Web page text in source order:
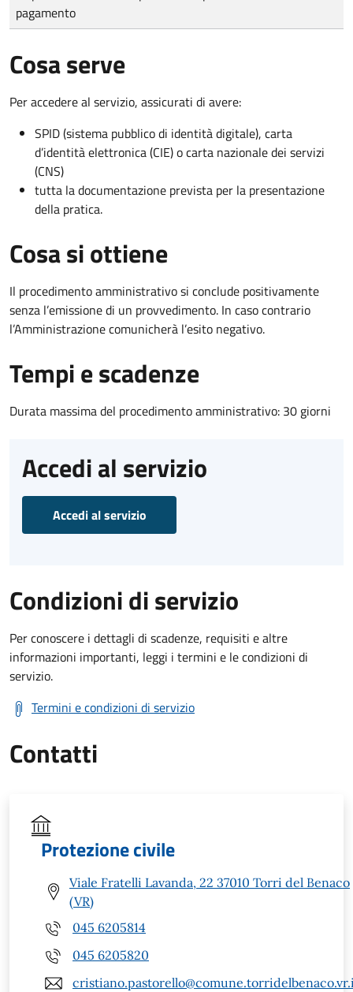
pagamento
Cosa serve
Per accedere al servizio, assicurati di avere:
SPID (sistema pubblico di identità digitale), carta
d’identità elettronica (CIE) o carta nazionale dei servizi
(CNS)
tutta la documentazione prevista per la presentazione
della pratica.
Cosa si ottiene
Il procedimento amministrativo si conclude positivamente
senza l’emissione di un provvedimento. In caso contrario
l’Amministrazione comunicherà l’esito negativo.
Tempi e scadenze
Durata massima del procedimento amministrativo: 30 giorni
Accedi al servizio
Accedi al servizio
Condizioni di servizio
Per conoscere i dettagli di scadenze, requisiti e altre
informazioni importanti, leggi i termini e le condizioni di
servizio.
Termini e condizioni di servizio
Contatti
Protezione civile
Viale Fratelli Lavanda, 22 37010 Torri del Benaco
(VR)
045 6205814
045 6205820